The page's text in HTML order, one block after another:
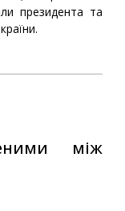
президента та
між